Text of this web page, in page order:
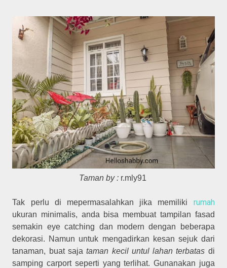
Taman by :r.mly91
Tak perlu di mepermasalahkan jika memiliki rumah
ukuran minimalis, anda bisa membuat tampilan fasad
semakin eye catching dan modern dengan beberapa
dekorasi. Namun untuk mengadirkan kesan sejuk dari
tanaman, buat sajataman kecil untul lahan terbatas di
samping carport seperti yang terlihat. Gunanakan juga